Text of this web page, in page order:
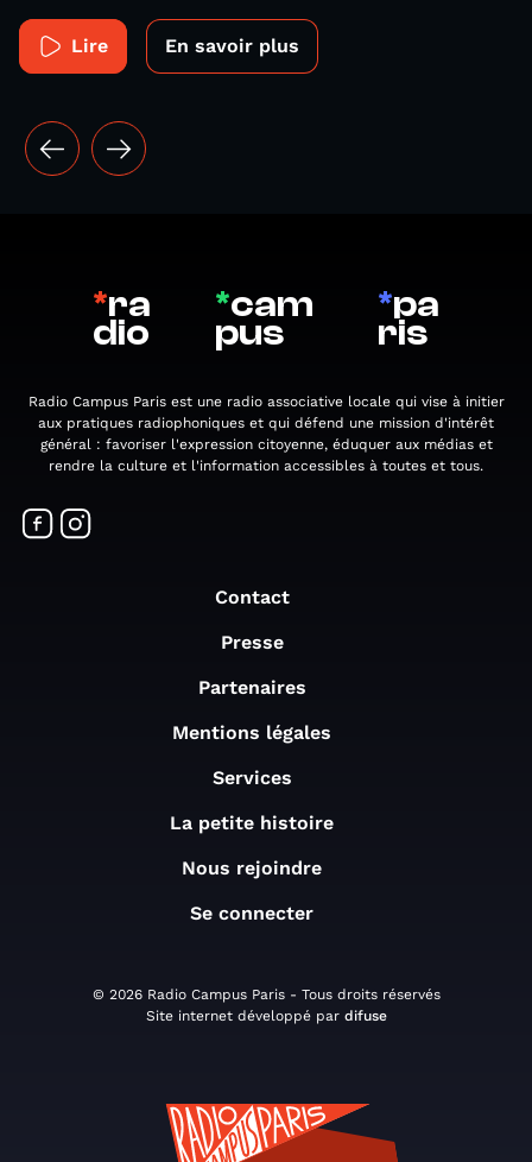
Lire En savoir plus
*ra
dio
*cam
pus
*pa
ris
Radio Campus Paris est une radio associative locale qui vise à initier
aux pratiques radiophoniques et qui défend une mission d'intérêt
général : favoriser l'expression citoyenne, éduquer aux médias et
rendre la culture et l'information accessibles à toutes et tous.
Contact
Presse
Partenaires
Mentions légales
Services
La petite histoire
Nous rejoindre
Se connecter
© 2026 Radio Campus Paris - Tous droits réservés
Site internet développé par difuse